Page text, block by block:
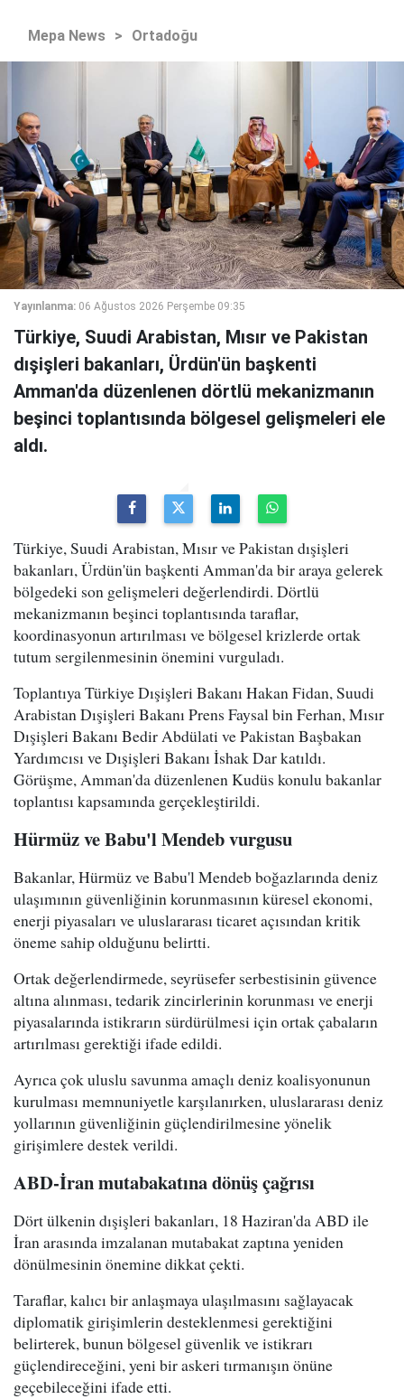
Mepa News > Ortadoğu
Yayınlanma: 06 Ağustos 2026 Perşembe 09:35
Türkiye, Suudi Arabistan, Mısır ve Pakistan
dışişleri bakanları, Ürdün'ün başkenti
Amman'da düzenlenen dörtlü mekanizmanın
beşinci toplantısında bölgesel gelişmeleri ele
aldı.
Türkiye, Suudi Arabistan, Mısır ve Pakistan dışişleri
bakanları, Ürdün'ün başkenti Amman'da bir araya gelerek
bölgedeki son gelişmeleri değerlendirdi. Dörtlü
mekanizmanın beşinci toplantısında taraflar,
koordinasyonun artırılması ve bölgesel krizlerde ortak
tutum sergilenmesinin önemini vurguladı.
Toplantıya Türkiye Dışişleri Bakanı Hakan Fidan, Suudi
Arabistan Dışişleri Bakanı Prens Faysal bin Ferhan, Mısır
Dışişleri Bakanı Bedir Abdülati ve Pakistan Başbakan
Yardımcısı ve Dışişleri Bakanı İshak Dar katıldı.
Görüşme, Amman'da düzenlenen Kudüs konulu bakanlar
toplantısı kapsamında gerçekleştirildi.
Hürmüz ve Babu'l Mendeb vurgusu
Bakanlar, Hürmüz ve Babu'l Mendeb boğazlarında deniz
ulaşımının güvenliğinin korunmasının küresel ekonomi,
enerji piyasaları ve uluslararası ticaret açısından kritik
öneme sahip olduğunu belirtti.
Ortak değerlendirmede, seyrüsefer serbestisinin güvence
altına alınması, tedarik zincirlerinin korunması ve enerji
piyasalarında istikrarın sürdürülmesi için ortak çabaların
artırılması gerektiği ifade edildi.
Ayrıca çok uluslu savunma amaçlı deniz koalisyonunun
kurulması memnuniyetle karşılanırken, uluslararası deniz
yollarının güvenliğinin güçlendirilmesine yönelik
girişimlere destek verildi.
ABD-İran mutabakatına dönüş çağrısı
Dört ülkenin dışişleri bakanları, 18 Haziran'da ABD ile
İran arasında imzalanan mutabakat zaptına yeniden
dönülmesinin önemine dikkat çekti.
Taraflar, kalıcı bir anlaşmaya ulaşılmasını sağlayacak
diplomatik girişimlerin desteklenmesi gerektiğini
belirterek, bunun bölgesel güvenlik ve istikrarı
güçlendireceğini, yeni bir askeri tırmanışın önüne
geçebileceğini ifade etti.